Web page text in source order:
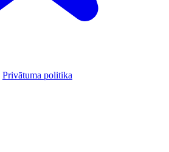
Privātuma politika